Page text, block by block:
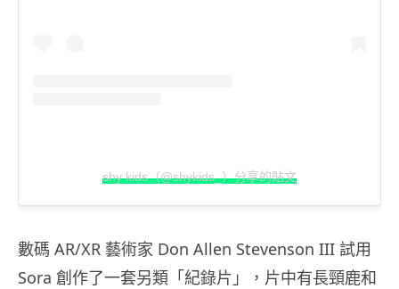
shy kids（@shykids_）分享的貼文
數碼 AR/XR 藝術家 Don Allen Stevenson III 試用
Sora 創作了一套另類「紀錄片」，片中有長頸鹿和